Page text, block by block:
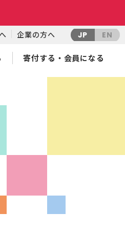
企業の方へ JP EN
寄付する・会員になる